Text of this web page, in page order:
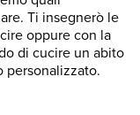
Ti insegnerò le
oppure con la
di cucire un abito
personalizzato.